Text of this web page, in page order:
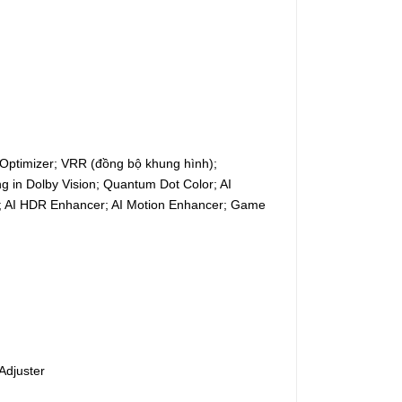
VRR (đồng bộ khung hình);
in Dolby Vision; Quantum Dot Color; AI
HDR Enhancer; AI Motion Enhancer; Game